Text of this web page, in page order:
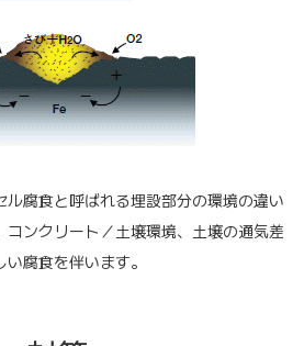
ル腐食と呼ばれる埋設部分の環境の違い
コンクリート／土壌環境、土壌の通気差
腐食を伴います。